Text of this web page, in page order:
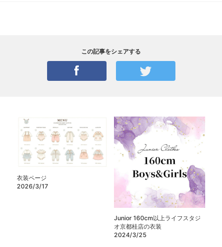
この記事をシェアする
衣装ページ
2026/3/17
Junior 160cm以上ライフスタジ
オ京都桂店の衣装
2024/3/25